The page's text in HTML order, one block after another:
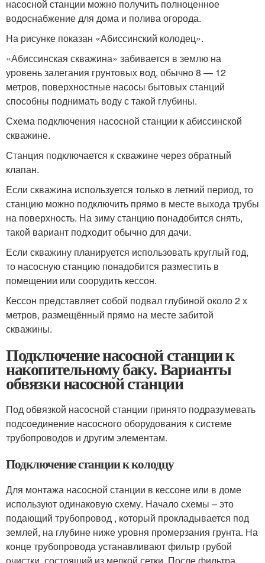
насосной станции можно получить полноценное
водоснабжение для дома и полива огорода.
На рисунке показан «Абиссинский колодец».
«Абиссинская скважина» забивается в землю на
уровень залегания грунтовых вод, обычно 8 — 12
метров, поверхностные насосы бытовых станций
способны поднимать воду с такой глубины.
Схема подключения насосной станции к абиссинской
скважине.
Станция подключается к скважине через обратный
клапан.
Если скважина используется только в летний период, то
станцию можно подключить прямо в месте выхода трубы
на поверхность. На зиму станцию понадобится снять,
такой вариант подходит обычно для дачи.
Если скважину планируется использовать круглый год,
то насосную станцию понадобится разместить в
помещении или соорудить кессон.
Кессон представляет собой подвал глубиной около 2 х
метров, размещённый прямо на месте забитой
скважины.
Подключение насосной станции к
накопительному баку. Варианты
обвязки насосной станции
Под обвязкой насосной станции принято подразумевать
подсоединение насосного оборудования к системе
трубопроводов и другим элементам.
Подключение станции к колодцу
Для монтажа насосной станции в кессоне или в доме
используют одинаковую схему. Начало схемы – это
подающий трубопровод , который прокладывается под
землей, на глубине ниже уровня промерзания грунта. На
конце трубопровода устанавливают фильтр грубой